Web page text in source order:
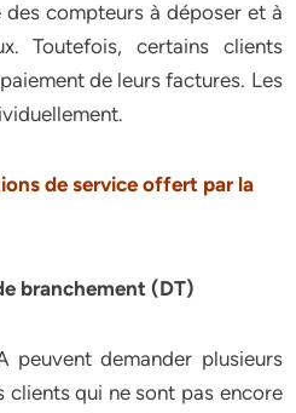
compteurs à déposer et à
Toutefois, certains clients
de leurs factures. Les
de service offert par la
branchement (DT)
peuvent demander plusieurs
clients qui ne sont pas encore